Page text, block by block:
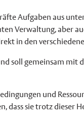
Aufgaben aus
Verwaltung, aber
in den
soll gemeinsam
und
dass sie trotz dieser